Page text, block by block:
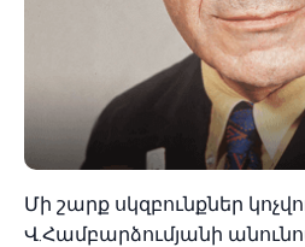
Մի շարք սկզբունքներ
Վ.Համբարձումյանի